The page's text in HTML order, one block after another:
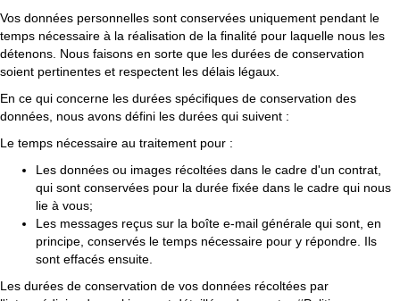
Vos données personnelles sont conservées uniquement pendant le
temps nécessaire à la réalisation de la finalité pour laquelle nous les
détenons. Nous faisons en sorte que les durées de conservation
soient pertinentes et respectent les délais légaux.
En ce qui concerne les durées spécifiques de conservation des
données, nous avons défini les durées qui suivent :
Le temps nécessaire au traitement pour :
Les données ou images récoltées dans le cadre d'un contrat,
qui sont conservées pour la durée fixée dans le cadre qui nous
lie à vous;
Les messages reçus sur la boîte e-mail générale qui sont, en
principe, conservés le temps nécessaire pour y répondre. Ils
sont effacés ensuite.
Les durées de conservation de vos données récoltées par